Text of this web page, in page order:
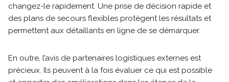
changez-le rapidement. Une prise de décision rapide et
des plans de secours flexibles protègent les résultats et
permettent aux détaillants en ligne de se démarquer.
En outre, l’avis de partenaires logistiques externes est
précieux. Ils peuvent à la fois évaluer ce qui est possible